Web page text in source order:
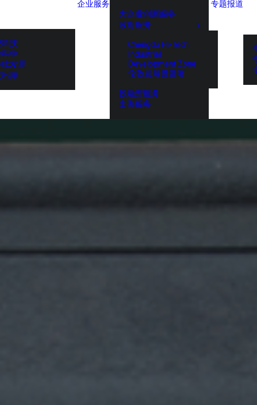
技
学
发展
海
企业服务
大企业创新服务
政府服务
Chengdu Hi-Tech
Industrial
Development Zone
伦敦发展促进署
投融资服务
出海服务
专题报道